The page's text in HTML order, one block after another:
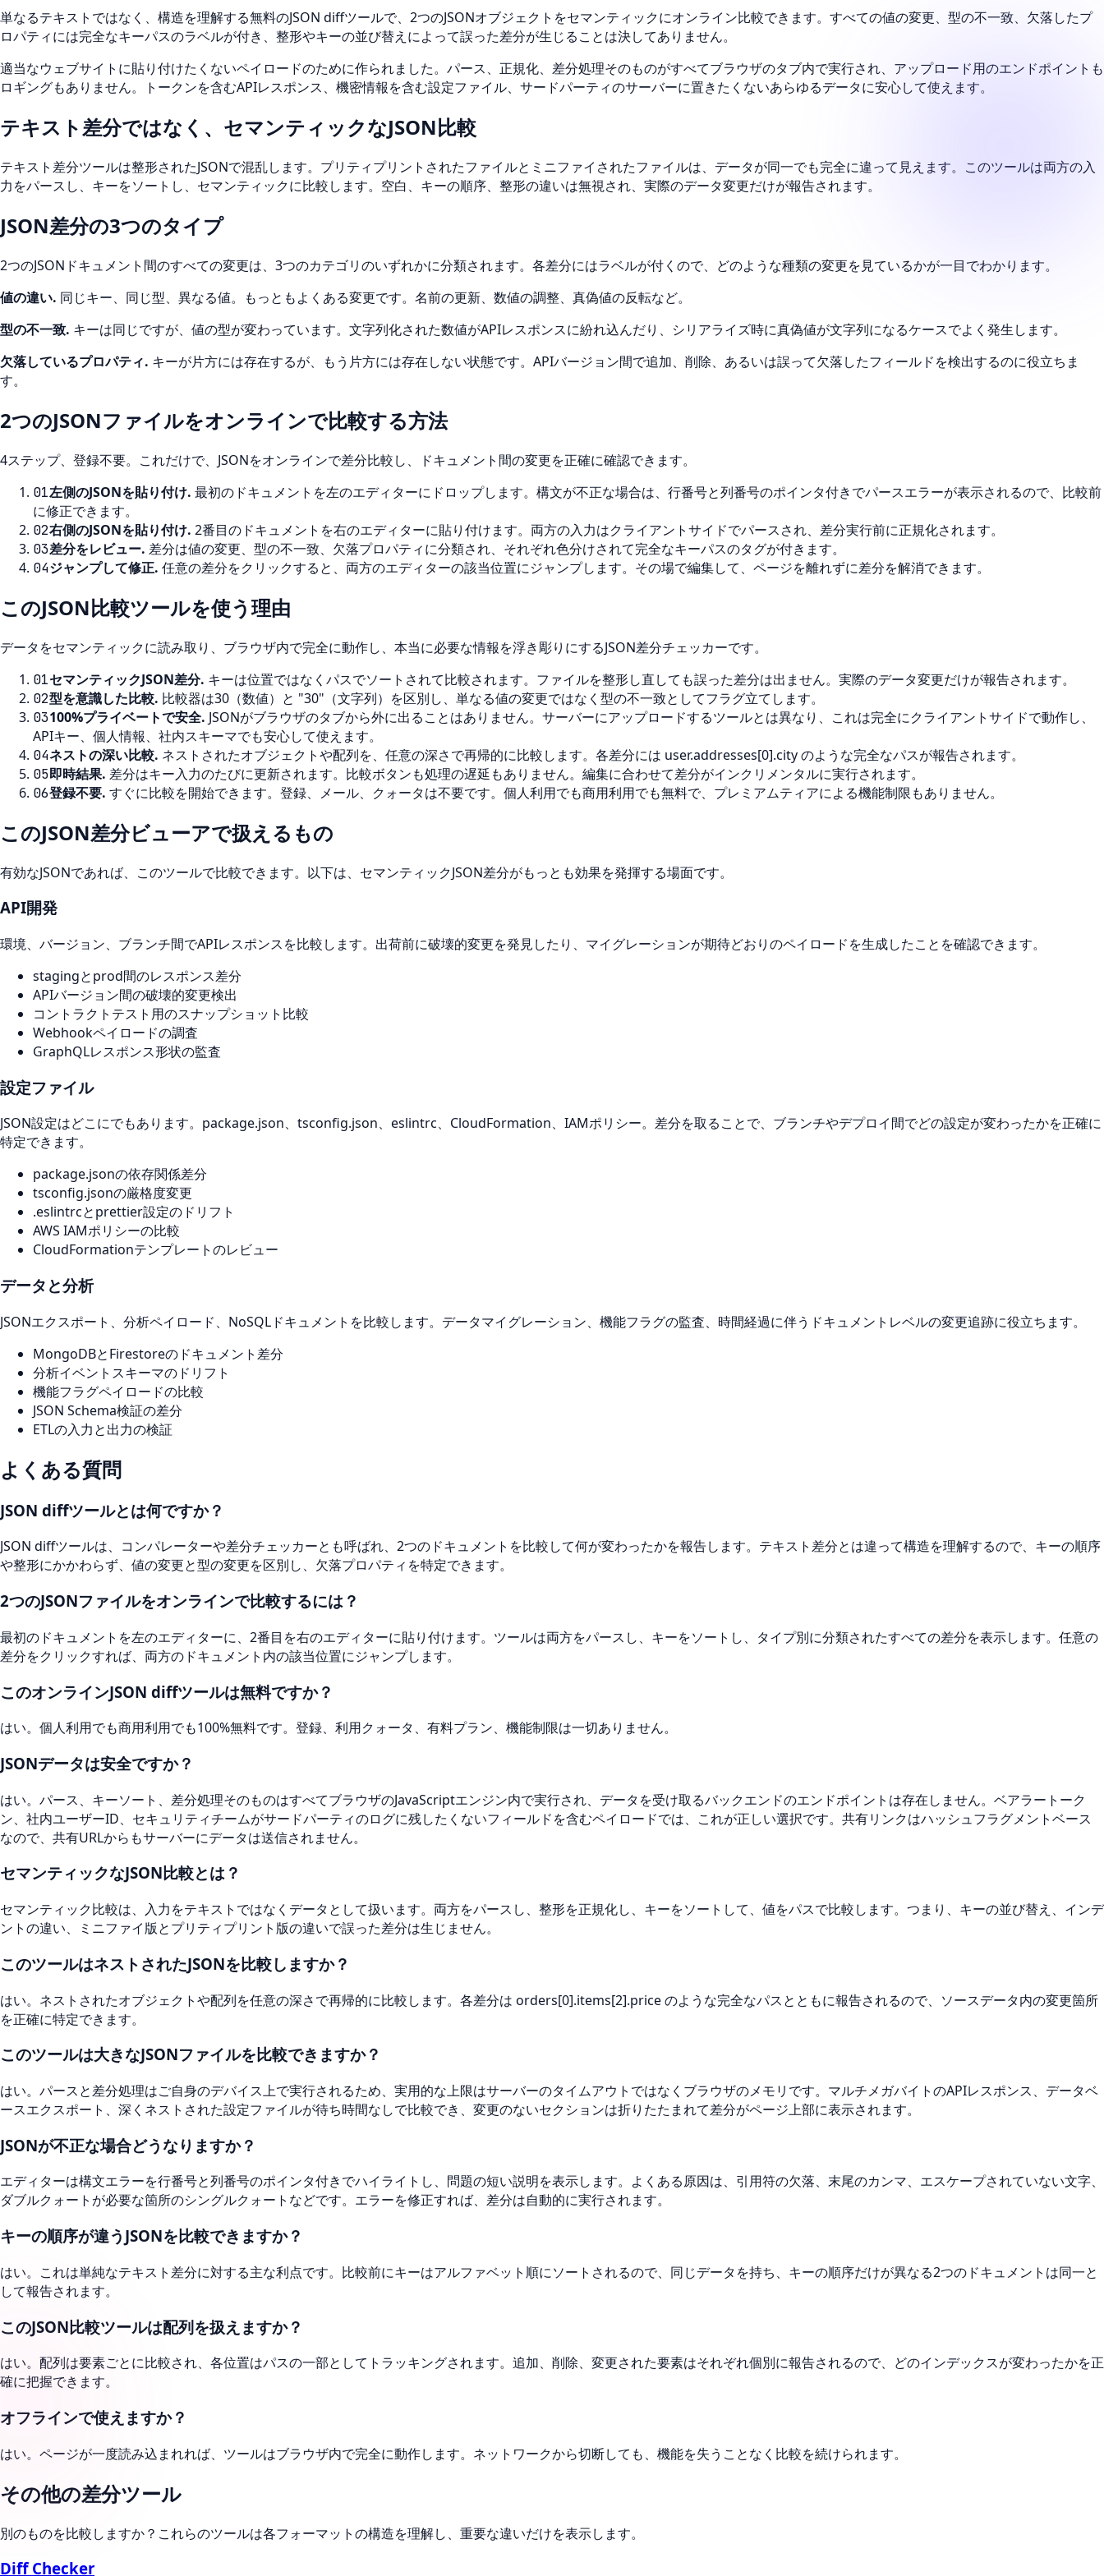
単なるテキストではなく、構造を理解する無料のJSON diffツールで、2つのJSONオブジェクトをセマンティックにオンライン比較できます。すべての値の変更、型の不一致、欠落したプ
ロパティには完全なキーパスのラベルが付き、整形やキーの並び替えによって誤った差分が生じることは決してありません。
適当なウェブサイトに貼り付けたくないペイロードのために作られました。パース、正規化、差分処理そのものがすべてブラウザのタブ内で実行され、アップロード用のエンドポイントも
ロギングもありません。トークンを含むAPIレスポンス、機密情報を含む設定ファイル、サードパーティのサーバーに置きたくないあらゆるデータに安心して使えます。
テキスト差分ではなく、セマンティックなJSON比較
テキスト差分ツールは整形されたJSONで混乱します。プリティプリントされたファイルとミニファイされたファイルは、データが同一でも完全に違って見えます。このツールは両方の入
力をパースし、キーをソートし、セマンティックに比較します。空白、キーの順序、整形の違いは無視され、実際のデータ変更だけが報告されます。
JSON差分の3つのタイプ
2つのJSONドキュメント間のすべての変更は、3つのカテゴリのいずれかに分類されます。各差分にはラベルが付くので、どのような種類の変更を見ているかが一目でわかります。
値の違い. 同じキー、同じ型、異なる値。もっともよくある変更です。名前の更新、数値の調整、真偽値の反転など。
型の不一致. キーは同じですが、値の型が変わっています。文字列化された数値がAPIレスポンスに紛れ込んだり、シリアライズ時に真偽値が文字列になるケースでよく発生します。
欠落しているプロパティ. キーが片方には存在するが、もう片方には存在しない状態です。APIバージョン間で追加、削除、あるいは誤って欠落したフィールドを検出するのに役立ちま
す。
2つのJSONファイルをオンラインで比較する方法
4ステップ、登録不要。これだけで、JSONをオンラインで差分比較し、ドキュメント間の変更を正確に確認できます。
01左側のJSONを貼り付け. 最初のドキュメントを左のエディターにドロップします。構文が不正な場合は、行番号と列番号のポインタ付きでパースエラーが表示されるので、比較前
に修正できます。
02右側のJSONを貼り付け. 2番目のドキュメントを右のエディターに貼り付けます。両方の入力はクライアントサイドでパースされ、差分実行前に正規化されます。
03差分をレビュー. 差分は値の変更、型の不一致、欠落プロパティに分類され、それぞれ色分けされて完全なキーパスのタグが付きます。
04ジャンプして修正. 任意の差分をクリックすると、両方のエディターの該当位置にジャンプします。その場で編集して、ページを離れずに差分を解消できます。
このJSON比較ツールを使う理由
データをセマンティックに読み取り、ブラウザ内で完全に動作し、本当に必要な情報を浮き彫りにするJSON差分チェッカーです。
01セマンティックJSON差分. キーは位置ではなくパスでソートされて比較されます。ファイルを整形し直しても誤った差分は出ません。実際のデータ変更だけが報告されます。
02型を意識した比較. 比較器は30（数値）と "30"（文字列）を区別し、単なる値の変更ではなく型の不一致としてフラグ立てします。
03100%プライベートで安全. JSONがブラウザのタブから外に出ることはありません。サーバーにアップロードするツールとは異なり、これは完全にクライアントサイドで動作し、
APIキー、個人情報、社内スキーマでも安心して使えます。
04ネストの深い比較. ネストされたオブジェクトや配列を、任意の深さで再帰的に比較します。各差分には user.addresses[0].city のような完全なパスが報告されます。
05即時結果. 差分はキー入力のたびに更新されます。比較ボタンも処理の遅延もありません。編集に合わせて差分がインクリメンタルに実行されます。
06登録不要. すぐに比較を開始できます。登録、メール、クォータは不要です。個人利用でも商用利用でも無料で、プレミアムティアによる機能制限もありません。
このJSON差分ビューアで扱えるもの
有効なJSONであれば、このツールで比較できます。以下は、セマンティックJSON差分がもっとも効果を発揮する場面です。
API開発
環境、バージョン、ブランチ間でAPIレスポンスを比較します。出荷前に破壊的変更を発見したり、マイグレーションが期待どおりのペイロードを生成したことを確認できます。
stagingとprod間のレスポンス差分
APIバージョン間の破壊的変更検出
コントラクトテスト用のスナップショット比較
Webhookペイロードの調査
GraphQLレスポンス形状の監査
設定ファイル
JSON設定はどこにでもあります。package.json、tsconfig.json、eslintrc、CloudFormation、IAMポリシー。差分を取ることで、ブランチやデプロイ間でどの設定が変わったかを正確に
特定できます。
package.jsonの依存関係差分
tsconfig.jsonの厳格度変更
.eslintrcとprettier設定のドリフト
AWS IAMポリシーの比較
CloudFormationテンプレートのレビュー
データと分析
JSONエクスポート、分析ペイロード、NoSQLドキュメントを比較します。データマイグレーション、機能フラグの監査、時間経過に伴うドキュメントレベルの変更追跡に役立ちます。
MongoDBとFirestoreのドキュメント差分
分析イベントスキーマのドリフト
機能フラグペイロードの比較
JSON Schema検証の差分
ETLの入力と出力の検証
よくある質問
JSON diffツールとは何ですか？
JSON diffツールは、コンパレーターや差分チェッカーとも呼ばれ、2つのドキュメントを比較して何が変わったかを報告します。テキスト差分とは違って構造を理解するので、キーの順序
や整形にかかわらず、値の変更と型の変更を区別し、欠落プロパティを特定できます。
2つのJSONファイルをオンラインで比較するには？
最初のドキュメントを左のエディターに、2番目を右のエディターに貼り付けます。ツールは両方をパースし、キーをソートし、タイプ別に分類されたすべての差分を表示します。任意の
差分をクリックすれば、両方のドキュメント内の該当位置にジャンプします。
このオンラインJSON diffツールは無料ですか？
はい。個人利用でも商用利用でも100%無料です。登録、利用クォータ、有料プラン、機能制限は一切ありません。
JSONデータは安全ですか？
はい。パース、キーソート、差分処理そのものはすべてブラウザのJavaScriptエンジン内で実行され、データを受け取るバックエンドのエンドポイントは存在しません。ベアラートーク
ン、社内ユーザーID、セキュリティチームがサードパーティのログに残したくないフィールドを含むペイロードでは、これが正しい選択です。共有リンクはハッシュフラグメントベース
なので、共有URLからもサーバーにデータは送信されません。
セマンティックなJSON比較とは？
セマンティック比較は、入力をテキストではなくデータとして扱います。両方をパースし、整形を正規化し、キーをソートして、値をパスで比較します。つまり、キーの並び替え、インデ
ントの違い、ミニファイ版とプリティプリント版の違いで誤った差分は生じません。
このツールはネストされたJSONを比較しますか？
はい。ネストされたオブジェクトや配列を任意の深さで再帰的に比較します。各差分は orders[0].items[2].price のような完全なパスとともに報告されるので、ソースデータ内の変更箇所
を正確に特定できます。
このツールは大きなJSONファイルを比較できますか？
はい。パースと差分処理はご自身のデバイス上で実行されるため、実用的な上限はサーバーのタイムアウトではなくブラウザのメモリです。マルチメガバイトのAPIレスポンス、データベ
ースエクスポート、深くネストされた設定ファイルが待ち時間なしで比較でき、変更のないセクションは折りたたまれて差分がページ上部に表示されます。
JSONが不正な場合どうなりますか？
エディターは構文エラーを行番号と列番号のポインタ付きでハイライトし、問題の短い説明を表示します。よくある原因は、引用符の欠落、末尾のカンマ、エスケープされていない文字、
ダブルクォートが必要な箇所のシングルクォートなどです。エラーを修正すれば、差分は自動的に実行されます。
キーの順序が違うJSONを比較できますか？
はい。これは単純なテキスト差分に対する主な利点です。比較前にキーはアルファベット順にソートされるので、同じデータを持ち、キーの順序だけが異なる2つのドキュメントは同一と
して報告されます。
このJSON比較ツールは配列を扱えますか？
はい。配列は要素ごとに比較され、各位置はパスの一部としてトラッキングされます。追加、削除、変更された要素はそれぞれ個別に報告されるので、どのインデックスが変わったかを正
確に把握できます。
オフラインで使えますか？
はい。ページが一度読み込まれれば、ツールはブラウザ内で完全に動作します。ネットワークから切断しても、機能を失うことなく比較を続けられます。
その他の差分ツール
別のものを比較しますか？これらのツールは各フォーマットの構造を理解し、重要な違いだけを表示します。
Diff Checker